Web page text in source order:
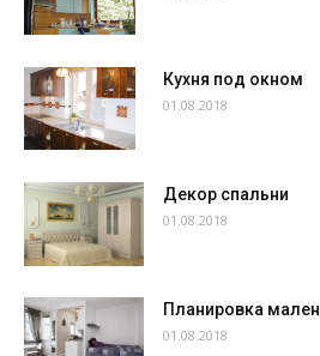
Кухня под окном
01.08.2018
Декор спальни
01.08.2018
Планировка
01.08.2018